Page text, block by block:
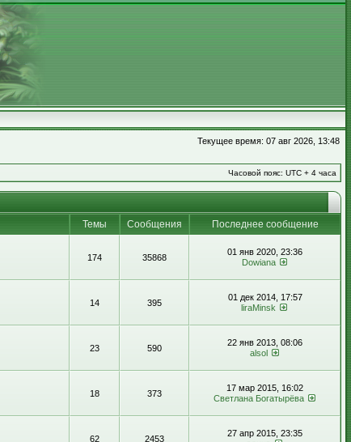
Текущее время: 07 авг 2026, 13:48
Часовой пояс: UTC + 4 часа
Темы Сообщения
Последнее сообщение
174 35868
01 янв 2020, 23:36
Dowiana
14 395
01 дек 2014, 17:57
liraMinsk
23 590
22 янв 2013, 08:06
alsol
18 373
17 мар 2015, 16:02
Светлана Богатырёва
62 2453
27 апр 2015, 23:35